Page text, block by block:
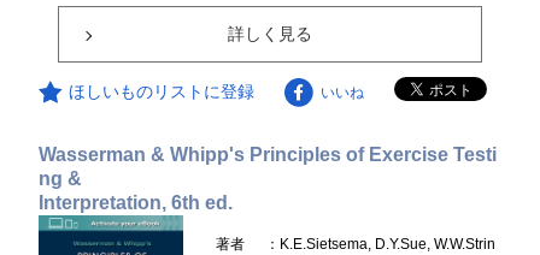
詳しく見る
ほしいものリストに登録 いいね
Wasserman & Whipp's Principles of Exercise Testi
ng &
Interpretation, 6th ed.
著者
：K.E.Sietsema, D.Y.Sue, W.W.Strin